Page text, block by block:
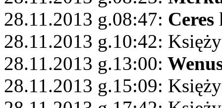
28.11.2013 g.08:47: Ceres
28.11.2013 g.10:42:
28.11.2013 g.13:00:
28.11.2013 g.15:09: